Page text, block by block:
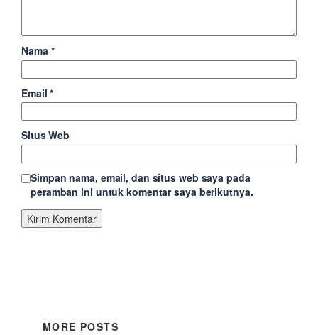
Nama *
Email*
Situs Web
Simpan nama, email, dan situs web saya pada
peramban ini untuk komentar saya berikutnya.
MORE POSTS